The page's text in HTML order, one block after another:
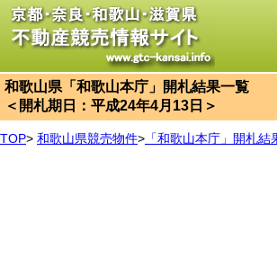
和歌山県「和歌山本庁」開札結果一覧
＜開札期日：平成24年4月13日＞
TOP> 和歌山県競売物件> 「和歌山本庁」開札結